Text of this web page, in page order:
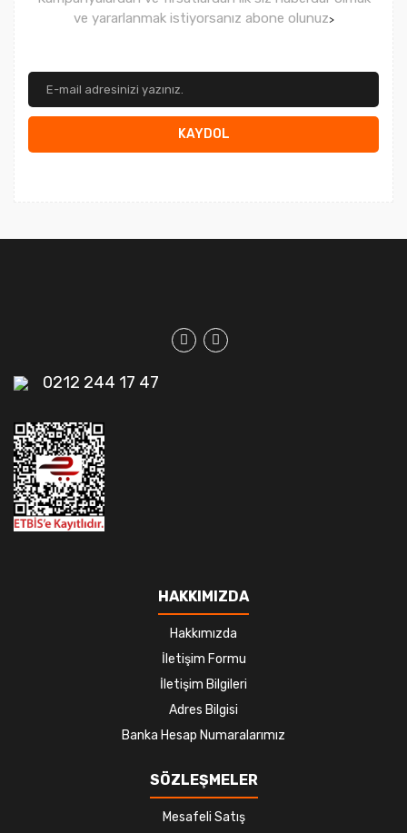
ve yararlanmak istiyorsanız abone olunuz>
KAYDOL
0212 244 17 47
HAKKIMIZDA
Hakkımızda
İletişim Formu
İletişim Bilgileri
Adres Bilgisi
Banka Hesap Numaralarımız
SÖZLEŞMELER
Mesafeli Satış